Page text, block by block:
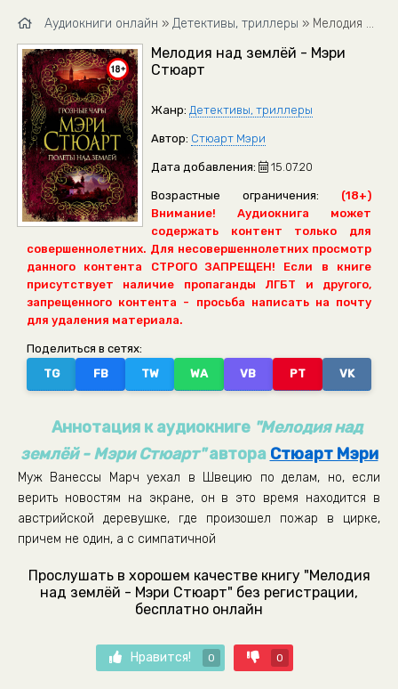
Аудиокниги онлайн » Детективы, триллеры » Мелодия над землёй - Мэри Стюарт
Мелодия над землёй - Мэри
Стюарт
Жанр: Детективы, триллеры
Автор: Стюарт Мэри
Дата добавления: 15.07.20
Возрастные ограничения:
(18+)
Внимание! Аудиокнига может
содержать контент только для
совершеннолетних. Для несовершеннолетних просмотр
данного контента СТРОГО ЗАПРЕЩЕН! Если в книге
присутствует наличие пропаганды ЛГБТ и другого,
запрещенного контента - просьба написать на почту
для удаления материала.
Поделиться в сетях:
TG
FB TW WA VB PT VK
Аннотация к аудиокниге "Мелодия над
землёй - Мэри Стюарт"автора Стюарт Мэри
Муж Ванессы Марч уехал в Швецию по делам, но, если
верить новостям на экране, он в это время находится в
австрийской деревушке, где произошел пожар в цирке,
причем не один, а с симпатичной
Прослушать в хорошем качестве книгу "Мелодия
над землёй - Мэри Стюарт" без регистрации,
бесплатно онлайн
Нравится! 0 0